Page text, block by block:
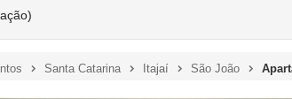
Santa Catarina Itajaí São João